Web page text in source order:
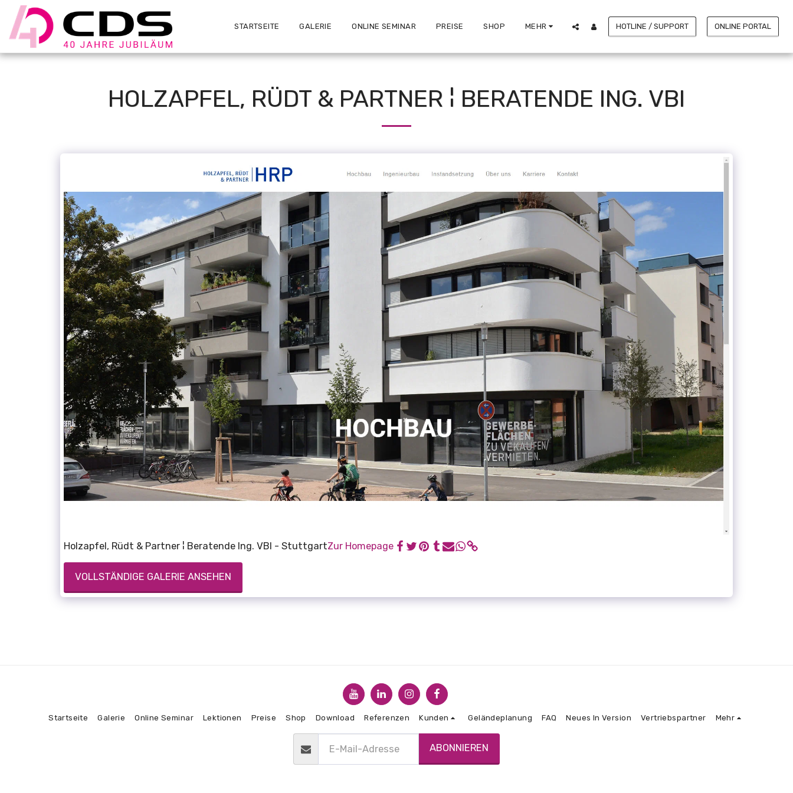
STARTSEITE GALERIE ONLINE SEMINAR PREISE SHOP MEHR HOTLINE / SUPPORT ONLINE PORTAL
HOLZAPFEL, RÜDT & PARTNER ¦ BERATENDE ING. VBI
Holzapfel, Rüdt & Partner ¦ Beratende Ing. VBI - StuttgartZur Homepage
VOLLSTÄNDIGE GALERIE ANSEHEN
Startseite Galerie Online Seminar Lektionen Preise Shop Download Referenzen Kunden Geländeplanung FAQ Neues In Version Vertriebspartner Mehr
ABONNIEREN